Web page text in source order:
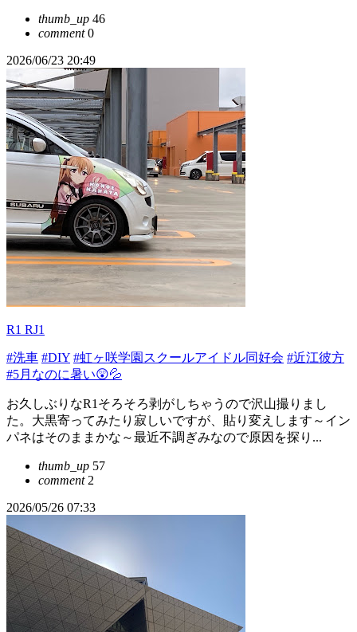
thumb_up 46
comment0
2026/06/23 20:49
R1 RJ1
#洗車 #DIY #虹ヶ咲学園スクールアイドル同好会 #近江彼方
#5月なのに暑い😲💦
お久しぶりなR1そろそろ剥がしちゃうので沢山撮りまし
た。大黒寄ってみたり寂しいですが、貼り変えします～イン
パネはそのままかな～最近不調ぎみなので原因を探り...
thumb_up 57
comment2
2026/05/26 07:33